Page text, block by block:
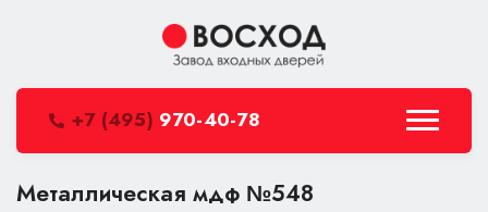
+7 (495) 970-40-78
Металлическая мдф №548